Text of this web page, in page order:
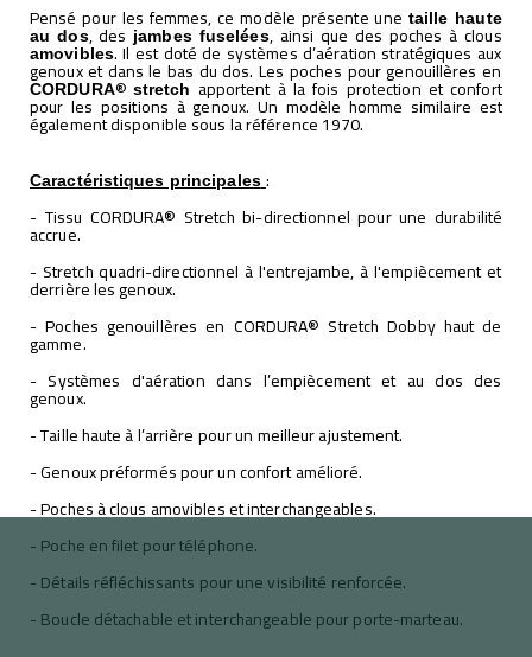
Pensé pour les femmes, ce modèle présente une taille haute
au dos, desjambes fuselées, ainsi que des poches à clous
amovibles. Il est doté de systèmes d’aération stratégiques aux
genoux et dans le bas du dos. Les poches pour genouillères en
CORDURA® stretch apportent à la fois protection et confort
pour les positions à genoux. Un modèle homme similaire est
également disponible sous la référence 1970.
Caractéristiques principales :
- Tissu CORDURA® Stretch bi-directionnel pour une durabilité
accrue.
- Stretch quadri-directionnel à l'entrejambe, à l'empiècement et
derrière les genoux.
- Poches genouillères en CORDURA® Stretch Dobby haut de
gamme.
- Systèmes d'aération dans l’empiècement et au dos des
genoux.
- Taille haute à l’arrière pour un meilleur ajustement.
- Genoux préformés pour un confort amélioré.
- Poches à clous amovibles et interchangeables.
- Poche en filet pour téléphone.
- Détails réfléchissants pour une visibilité renforcée.
- Boucle détachable et interchangeable pour porte-marteau.